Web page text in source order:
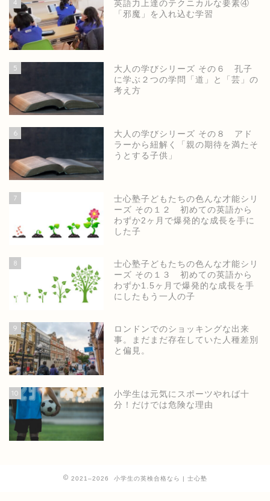
4
英語力上達のテクニカルな要素④
「邪魔」を入れ込む学習
5
大人の学びシリーズ その６ 孔子
に学ぶ２つの学問「道」と「芸」の
考え方
6
大人の学びシリーズ その８ アド
ラーから紐解く「親の期待を満たそ
うとする子供」
7
士心塾子どもたちの色んな才能シリ
ーズ その１２ 初めての英語から
わずか2ヶ月で爆発的な成長を手に
した子
8
士心塾子どもたちの色んな才能シリ
ーズ その１３ 初めての英語から
わずか1.5ヶ月で爆発的な成長を手
にしたもう一人の子
9
ロンドンでのショッキングな出来
事。まだまだ存在していた人種差別
と偏見。
10
小学生は元気にスポーツやれば十
分！だけでは危険な理由
2021–2026 小学生の英検合格なら | 士心塾